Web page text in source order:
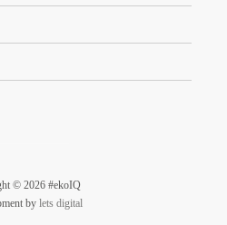
© 2026 #ekoIQ
by lets digital